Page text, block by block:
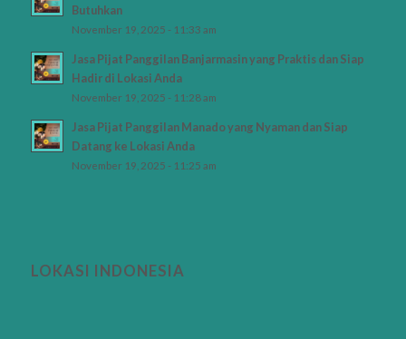
Butuhkan
November 19, 2025 - 11:33 am
Jasa Pijat Panggilan Banjarmasin yang Praktis dan Siap
Hadir di Lokasi Anda
November 19, 2025 - 11:28 am
Jasa Pijat Panggilan Manado yang Nyaman dan Siap
Datang ke Lokasi Anda
November 19, 2025 - 11:25 am
LOKASI INDONESIA